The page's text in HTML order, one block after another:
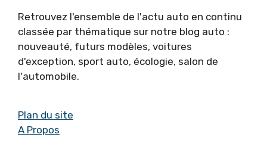
Retrouvez l'ensemble de l'actu auto en continu
classée par thématique sur notre blog auto :
nouveauté, futurs modèles, voitures
d'exception, sport auto, écologie, salon de
l'automobile.
Plan du site
A Propos